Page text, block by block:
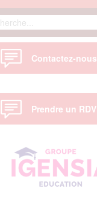
Contactez-nous
Prendre un RDV